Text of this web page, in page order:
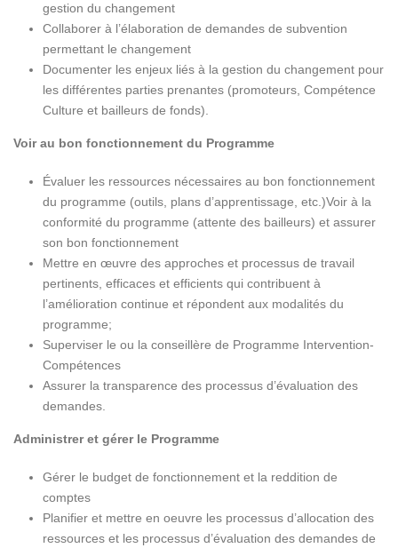
gestion du changement
Collaborer à l’élaboration de demandes de subvention
permettant le changement
Documenter les enjeux liés à la gestion du changement pour
les différentes parties prenantes (promoteurs, Compétence
Culture et bailleurs de fonds).
Voir au bon fonctionnement du Programme
Évaluer les ressources nécessaires au bon fonctionnement
du programme (outils, plans d’apprentissage, etc.)Voir à la
conformité du programme (attente des bailleurs) et assurer
son bon fonctionnement
Mettre en œuvre des approches et processus de travail
pertinents, efficaces et efficients qui contribuent à
l’amélioration continue et répondent aux modalités du
programme;
Superviser le ou la conseillère de Programme Intervention-
Compétences
Assurer la transparence des processus d’évaluation des
demandes.
Administrer et gérer le Programme
Gérer le budget de fonctionnement et la reddition de
comptes
Planifier et mettre en oeuvre les processus d’allocation des
ressources et les processus d’évaluation des demandes de